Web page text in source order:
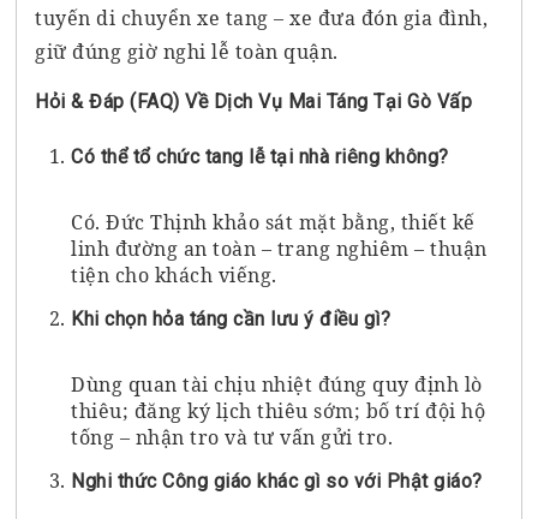
tuyến di chuyển xe tang – xe đưa đón gia đình,
giữ đúng giờ nghi lễ toàn quận.
Hỏi & Đáp (FAQ) Về Dịch Vụ Mai Táng Tại Gò Vấp
Có thể tổ chức tang lễ tại nhà riêng không?
Có. Đức Thịnh khảo sát mặt bằng, thiết kế
linh đường an toàn – trang nghiêm – thuận
tiện cho khách viếng.
Khi chọn hỏa táng cần lưu ý điều gì?
Dùng quan tài chịu nhiệt đúng quy định lò
thiêu; đăng ký lịch thiêu sớm; bố trí đội hộ
tống – nhận tro và tư vấn gửi tro.
Nghi thức Công giáo khác gì so với Phật giáo?